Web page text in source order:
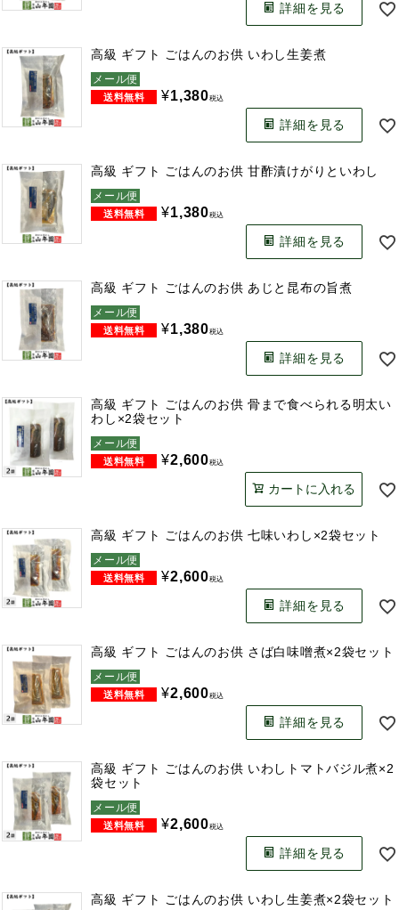
詳細を見る
高級 ギフト ごはんのお供 いわし生姜煮
メール便
¥1,380税込
詳細を見る
高級 ギフト ごはんのお供 甘酢漬けがりといわし
メール便
¥1,380税込
詳細を見る
高級 ギフト ごはんのお供 あじと昆布の旨煮
メール便
¥1,380税込
詳細を見る
高級 ギフト ごはんのお供 骨まで食べられる明太い
わし×2袋セット
メール便
¥2,600税込
カートに入れる
高級 ギフト ごはんのお供 七味いわし×2袋セット
メール便
¥2,600税込
詳細を見る
高級 ギフト ごはんのお供 さば白味噌煮×2袋セット
メール便
¥2,600税込
詳細を見る
高級 ギフト ごはんのお供 いわしトマトバジル煮×2
袋セット
メール便
¥2,600税込
詳細を見る
高級 ギフト ごはんのお供 いわし生姜煮×2袋セット